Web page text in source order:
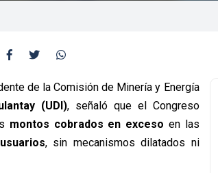
de la Comisión de Minería y Energía
(UDI), señaló que el Congreso
montos cobrados en exceso en las
, sin mecanismos dilatados ni